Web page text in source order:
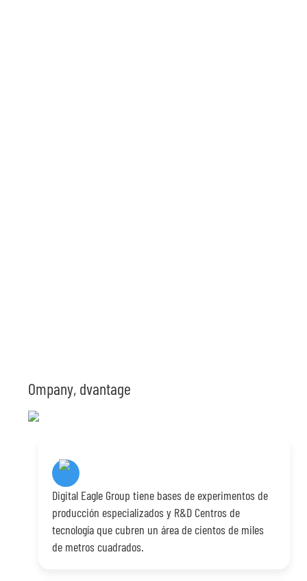
Ompany, dvantage
Digital Eagle Group tiene bases de experimentos de
producción especializados y R&D Centros de
tecnología que cubren un área de cientos de miles
de metros cuadrados.